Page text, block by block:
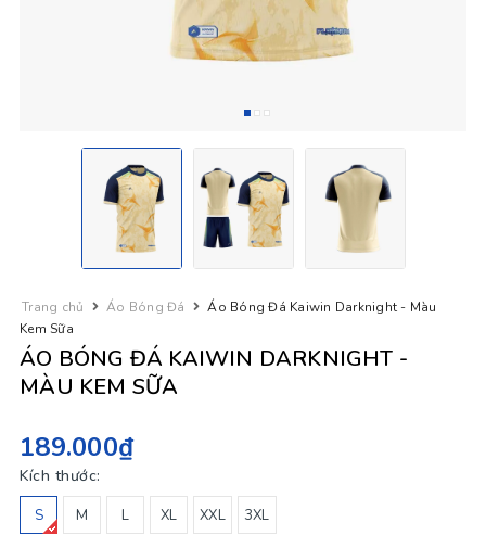
Trang chủ Áo Bóng Đá
Áo Bóng Đá Kaiwin Darknight - Màu
Kem Sữa
ÁO BÓNG ĐÁ KAIWIN DARKNIGHT -
MÀU KEM SỮA
189.000₫
Kích thước:
S M L XL XXL 3XL